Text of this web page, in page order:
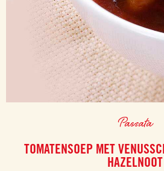
Passata
TOMATENSOEP MET
HAZELNOOT